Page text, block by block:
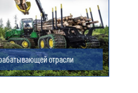
отрасли